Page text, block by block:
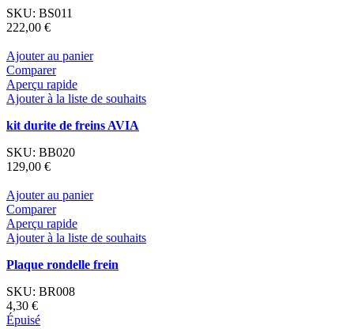
SKU: BS011
222,00 €
Ajouter au panier
Comparer
Aperçu rapide
Ajouter à la liste de souhaits
kit durite de freins AVIA
SKU: BB020
129,00 €
Ajouter au panier
Comparer
Aperçu rapide
Ajouter à la liste de souhaits
Plaque rondelle frein
SKU: BR008
4,30 €
Épuisé